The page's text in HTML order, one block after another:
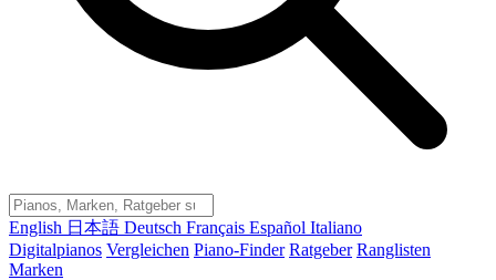
English 日本語 Deutsch Français Español Italiano
Digitalpianos Vergleichen Piano-Finder Ratgeber Ranglisten
Marken